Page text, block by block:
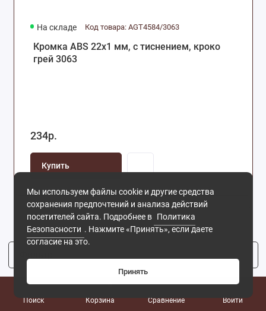
Поиск Корзина
0
Сравнение
Войти
На складе Код товара: AGT4584/3063
Кромка ABS 22х1 мм, с тиснением, кроко
грей 3063
234р.
Купить
Мы используем файлы cookie и другие средства
сохранения предпочтений и анализа действий
посетителей сайта. Подробнее в Политика
Безопасности . Нажмите «Принять», если даете
согласие на это.
Принять